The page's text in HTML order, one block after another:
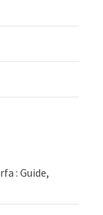
: Guide,